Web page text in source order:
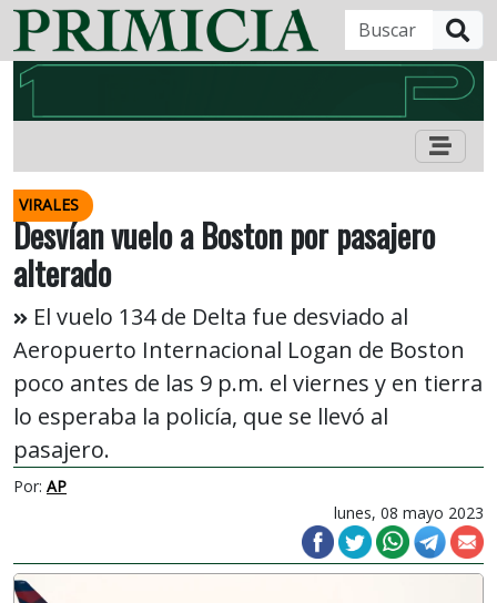
VIRALES
Desvían vuelo a Boston por pasajero
alterado
El vuelo 134 de Delta fue desviado al
Aeropuerto Internacional Logan de Boston
poco antes de las 9 p.m. el viernes y en tierra
lo esperaba la policía, que se llevó al
pasajero.
Por: AP
lunes, 08 mayo 2023